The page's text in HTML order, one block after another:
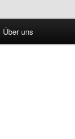
Über uns